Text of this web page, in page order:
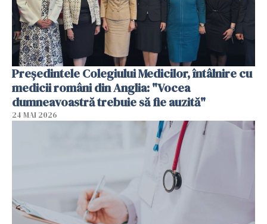
Președintele Colegiului Medicilor, întâlnire cu
medicii români din Anglia: "Vocea
dumneavoastră trebuie să fie auzită"
24 MAI 2026